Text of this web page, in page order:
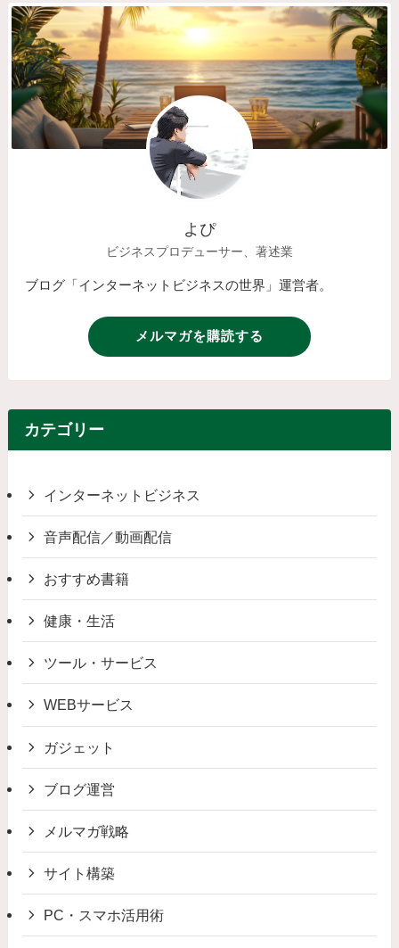
よぴ
ビジネスプロデューサー、著述業
ブログ「インターネットビジネスの世界」運営者。
メルマガを購読する
カテゴリー
インターネットビジネス
音声配信／動画配信
おすすめ書籍
健康・生活
ツール・サービス
WEBサービス
ガジェット
ブログ運営
メルマガ戦略
サイト構築
PC・スマホ活用術